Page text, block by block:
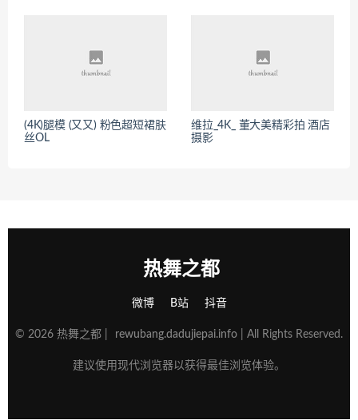
(4K)腿模 (又又) 粉色超短裙肤
丝OL
维拉_4K_ 董大美精彩拍 酒店
摄影
热舞之都
微博 B站 抖音
© 2026 热舞之都 | rewubang.dadujiepai.info | All Rights Reserved.
建议使用现代浏览器以获得最佳浏览体验。